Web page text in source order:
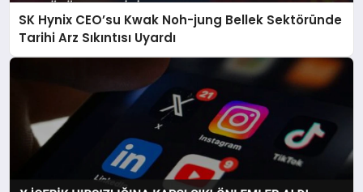
SK Hynix CEO’su Kwak Noh-jung Bellek Sektöründe
Tarihi Arz Sıkıntısı Uyardı